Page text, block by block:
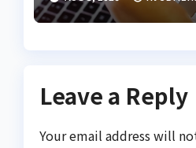
Leave a Reply
Your email address will